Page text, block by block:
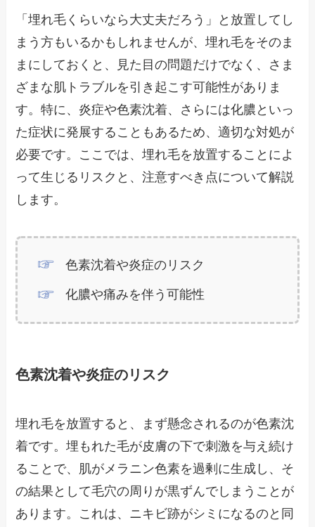
「埋れ毛くらいなら大丈夫だろう」と放置してし
まう方もいるかもしれませんが、埋れ毛をそのま
まにしておくと、見た目の問題だけでなく、さま
ざまな肌トラブルを引き起こす可能性がありま
す。特に、炎症や色素沈着、さらには化膿といっ
た症状に発展することもあるため、適切な対処が
必要です。ここでは、埋れ毛を放置することによ
って生じるリスクと、注意すべき点について解説
します。
色素沈着や炎症のリスク
化膿や痛みを伴う可能性
色素沈着や炎症のリスク
埋れ毛を放置すると、まず懸念されるのが色素沈
着です。埋もれた毛が皮膚の下で刺激を与え続け
ることで、肌がメラニン色素を過剰に生成し、そ
の結果として毛穴の周りが黒ずんでしまうことが
あります。これは、ニキビ跡がシミになるのと同